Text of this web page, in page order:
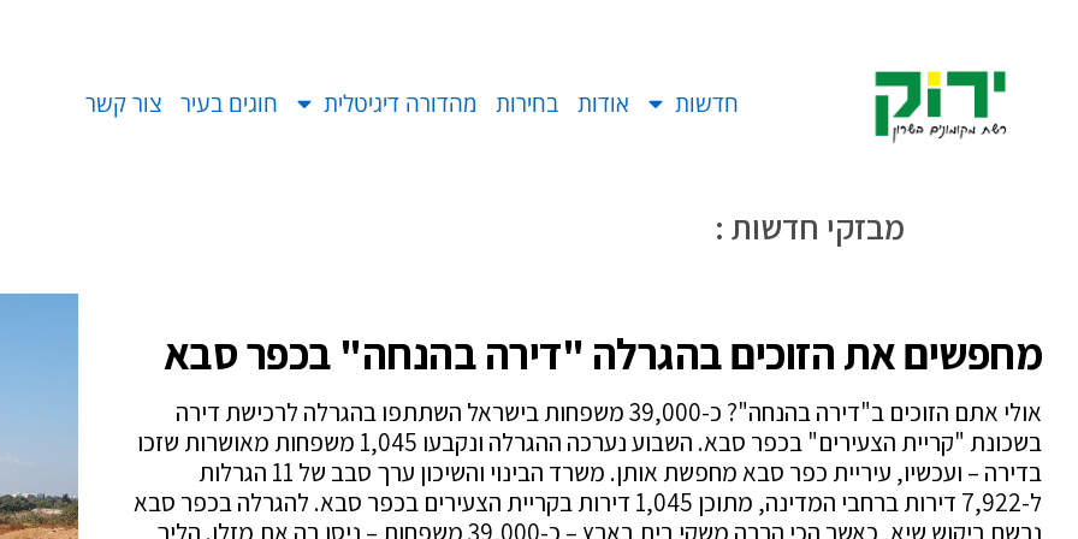
חדשות אודות בחירות מהדורה דיגיטלית חוגים בעיר צור קשר
מבזקי חדשות :
מחפשים את הזוכים בהגרלה "דירה בהנחה" בכפר סבא
אולי אתם הזוכים ב"דירה בהנחה"? כ-39,000 משפחות בישראל השתתפו בהגרלה לרכישת דירה
בשכונת "קריית הצעירים" בכפר סבא. השבוע נערכה ההגרלה ונקבעו 1,045 משפחות מאושרות שזכו
בדירה – ועכשיו, עיריית כפר סבא מחפשת אותן. משרד הבינוי והשיכון ערך סבב של 11 הגרלות
ל-7,922 דירות ברחבי המדינה, מתוכן 1,045 דירות בקריית הצעירים בכפר סבא. להגרלה בכפר סבא
נרשם ביקוש שיא, כאשר הכי הרבה משקי בית בארץ – כ-39,000 משפחות – ניסו בה את מזלן. הליך